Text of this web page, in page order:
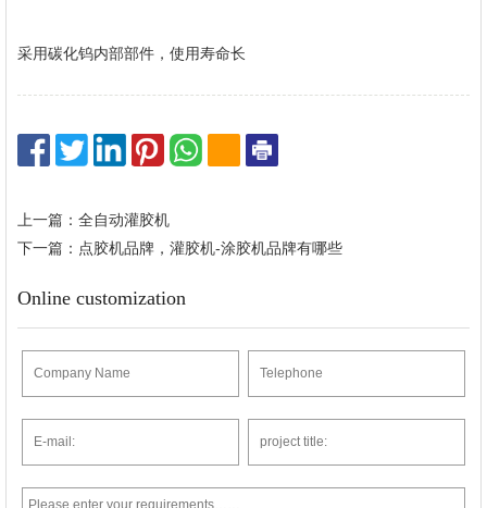
采用碳化钨内部部件，使用寿命长
上一篇：全自动灌胶机
下一篇：点胶机品牌，灌胶机-涂胶机品牌有哪些
Online customization